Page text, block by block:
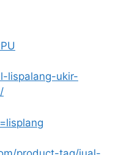
lispalang-ukir-